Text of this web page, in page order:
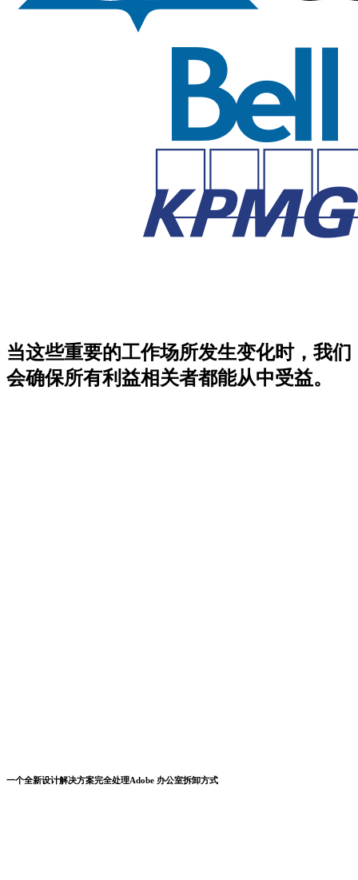
当这些重要的工作场所发生变化时，我们
会确保所有利益相关者都能从中受益。
一个全新设计解决方案完全处理Adobe 办公室拆卸方式